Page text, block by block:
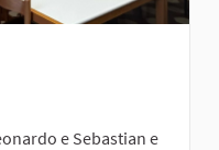
e Sebastian e